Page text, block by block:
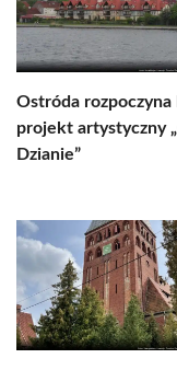
Ostróda
projekt artystyczny
Dzianie”